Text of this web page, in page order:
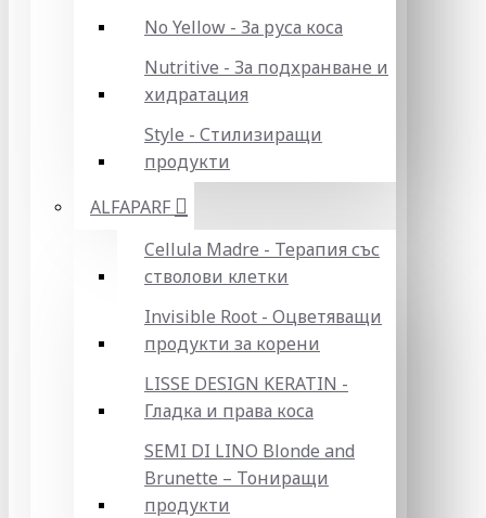
No Yellow - За руса коса
Nutritive - За подхранване и
хидратация
Style - Стилизиращи
продукти
ALFAPARF
Cellula Madre - Терапия със
стволови клетки
Invisible Root - Оцветяващи
продукти за корени
LISSE DESIGN KERATIN -
Гладка и права коса
SEMI DI LINO Blonde and
Brunette – Тониращи
продукти